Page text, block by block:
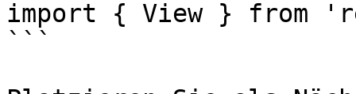
import { View } from
```